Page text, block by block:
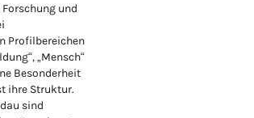
und
Profilbereichen
„Mensch“
Besonderheit
ihre Struktur.
sind